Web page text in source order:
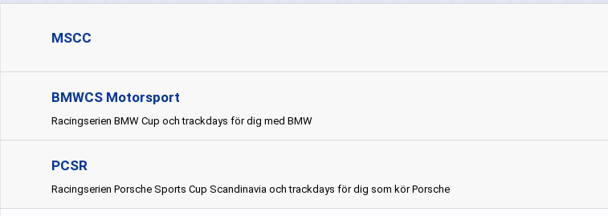
MSCC
BMWCS Motorsport
Racingserien BMW Cup och trackdays för dig med BMW
PCSR
Racingserien Porsche Sports Cup Scandinavia och trackdays för dig som kör Porsche